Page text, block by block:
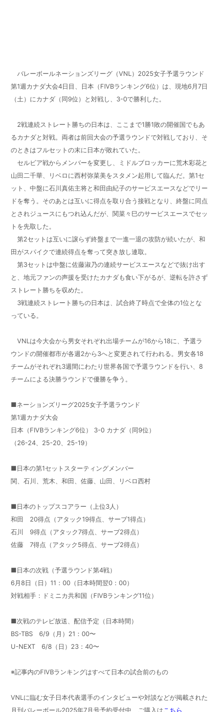
バレーボールネーションズリーグ（VNL）2025女子予選ラウンド
第1週カナダ大会4日目、日本（FIVBランキング6位）は、現地6月7日
（土）にカナダ（同9位）と対戦し、3-0で勝利した。
2戦連続ストレート勝ちの日本は、ここまで1勝1敗の開催国でもあ
るカナダと対戦。両者は前回大会の予選ラウンドで対戦しており、そ
のときはフルセットの末に日本が敗れていた。
セルビア戦からメンバーを変更し、ミドルブロッカーに荒木彩花と
山田二千華、リベロに西村弥菜美をスタメン起用して臨んだ。第1セ
ット、中盤に石川真佑主将と和田由紀子のサービスエースなどでリー
ドを奪う。そのあとは互いに得点を取り合う接戦となり、終盤に同点
とされジュースにもつれ込んだが、関菜々巳のサービスエースでセッ
トを先取した。
第2セットは互いに譲らず終盤まで一進一退の攻防が続いたが、和
田がスパイクで連続得点を奪って突き放し連取。
第3セットは中盤に佐藤淑乃の連続サービスエースなどで抜け出す
と、地元ファンの声援を受けたカナダも食い下がるが、逆転を許さず
ストレート勝ちを収めた。
3戦連続ストレート勝ちの日本は、試合終了時点で全体の1位とな
っている。
VNLは今大会から男女それぞれ出場チームが16から18に、予選ラ
ウンドの開催都市が各週2から3へと変更されて行われる。男女各18
チームがそれぞれ3週間にわたり世界各国で予選ラウンドを行い、8
チームによる決勝ラウンドで優勝を争う。
■ネーションズリーグ2025女子予選ラウンド
第1週カナダ大会
日本（FIVBランキング6位） 3-0 カナダ（同9位）
（26-24、25-20、25-19）
■日本の第1セットスターティングメンバー
関、石川、荒木、和田、佐藤、山田、リベロ西村
■日本のトップスコアラー（上位3人）
和田 20得点（アタック19得点、サーブ1得点）
石川 9得点（アタック7得点、サーブ2得点）
佐藤 7得点（アタック5得点、サーブ2得点）
■日本の次戦（予選ラウンド第4戦）
6月8日（日）11：00（日本時間翌0：00）
対戦相手：ドミニカ共和国（FIVBランキング11位）
■次戦のテレビ放送、配信予定（日本時間）
BS-TBS 6/9（月）21：00〜
U-NEXT 6/8（日）23：40〜
※記事内のFIVBランキングはすべて日本の試合前のもの
VNLに臨む女子日本代表選手のインタビューや対談などが掲載された
月刊バレーボール2025年7月号予約受付中 ご購入は こちら